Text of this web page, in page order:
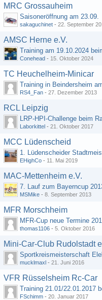
MRC Grossauheim
Saisoneröffnung am 23.09.
sakaguchinet - 22. September
AMSC Herne e.V.
Training am 19.10.2024
Conehead - 15. Oktober 2024
TC Heuchelheim-Minicar
Training in Beindersheim
RS4_Fan - 27. Dezember 2013
RCL Leipzig
LRP-HPI-Challenge beim
Laborkittel - 21. Oktober 2017
MCC Lüdenscheid
1. Lüdenscheider
EHighCo - 11. Mai 2019
MAC-Mettenheim e.V.
7. Lauf zum Bayerncup
MSMike - 8. September 2013
MFR Morschheim
MFR-Cup neue Termine
thomas1106 - 5. Oktober 2016
Mini-Car-Club Rudolstadt
mucklmaxl - 21. Juni 2016
VFR Rüsselsheim Rc-Car
Training 21.01/22.01.2017
FSchimm - 20. Januar 2017